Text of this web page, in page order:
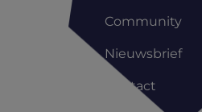
Community
Nieuwsbrief
Contact